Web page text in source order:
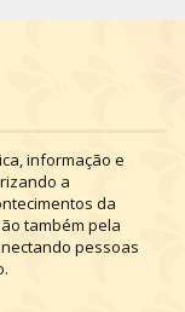
informação e
a
da
também pela
pessoas